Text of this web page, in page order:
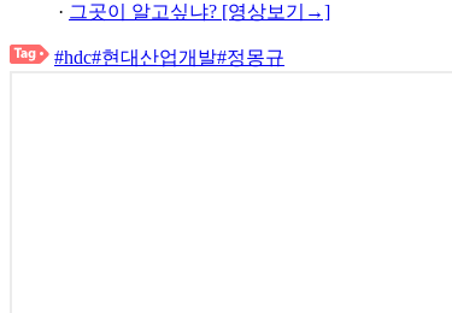
· 그곳이 알고싶냐? [영상보기→]
#hdc#현대산업개발#정몽규